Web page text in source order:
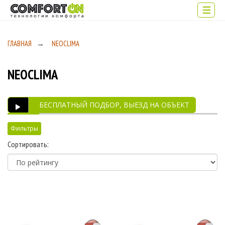
ГЛАВНАЯ → NEOCLIMA
NEOCLIMA
БЕСПЛАТНЫЙ ПОДБОР, ВЫЕЗД НА ОБЪЕКТ
Фильтры
Сортировать: